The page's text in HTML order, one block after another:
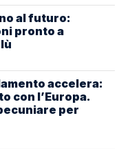
al futuro:
pronto a
accelera:
con l’Europa.
per